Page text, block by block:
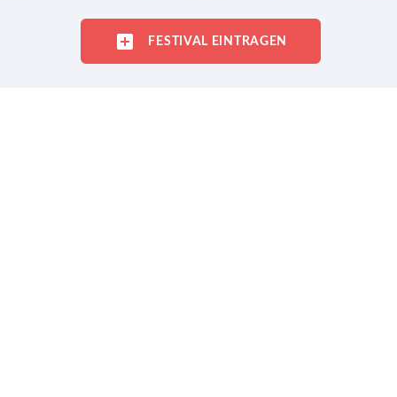
FESTIVAL EINTRAGEN